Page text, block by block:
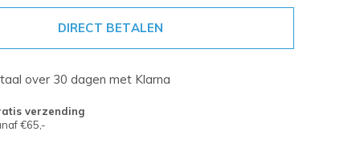
DIRECT BETALEN
over 30 dagen met Klarna
verzending
€65,-